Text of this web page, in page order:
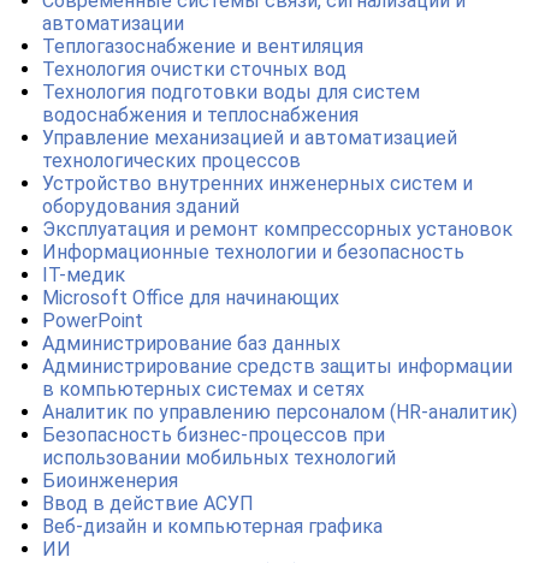
автоматизации
Теплогазоснабжение и вентиляция
Технология очистки сточных вод
Технология подготовки воды для систем
водоснабжения и теплоснабжения
Управление механизацией и автоматизацией
технологических процессов
Устройство внутренних инженерных систем и
оборудования зданий
Эксплуатация и ремонт компрессорных установок
Информационные технологии и безопасность
IT-медик
Microsoft Office для начинающих
PowerPoint
Администрирование баз данных
Администрирование средств защиты информации
в компьютерных системах и сетях
Аналитик по управлению персоналом (HR-аналитик)
Безопасность бизнес-процессов при
использовании мобильных технологий
Биоинженерия
Ввод в действие АСУП
Веб-дизайн и компьютерная графика
ИИ